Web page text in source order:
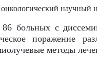
онкологический
86 больных с
поражение
методы